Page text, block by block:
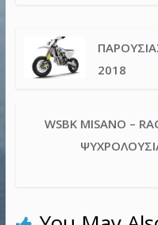
2018
WSBK MISANO –